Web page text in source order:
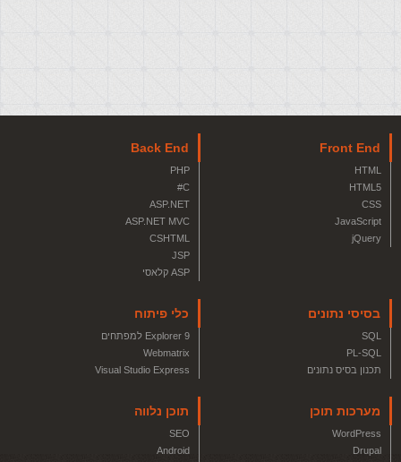
Front End
HTML
HTML5
CSS
JavaScript
jQuery
Back End
PHP
C#
ASP.NET
ASP.NET MVC
CSHTML
JSP
ASP קלאסי
בסיסי נתונים
SQL
PL-SQL
תכנון בסיס נתונים
כלי פיתוח
Explorer 9 למפתחים
Webmatrix
Visual Studio Express
מערכות תוכן
WordPress
Drupal
תוכן נלווה
SEO
Android